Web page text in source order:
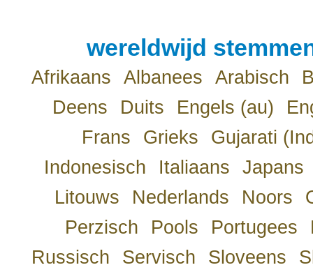
wereldwijd
Afrikaans Albanees Arabisch
Deens
Duits Engels (au)
Frans
Grieks
Gujarati
Indonesisch
Italiaans
Japans
Litouws
Nederlands Noors
Perzisch
Pools Portugees
Russisch
Servisch Sloveens